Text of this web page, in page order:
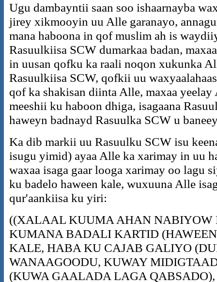
Ugu dambayntii saan soo ishaarnayba
jirey xikmooyin uu Alle garanayo,
mana haboona in qof muslim ah is
Rasuulkiisa SCW dumarkaa badan,
in uusan qofku ka raali noqon xukunka
Rasuulkiisa SCW, qofkii uu
qof ka shakisan diinta Alle, maxaa
meeshii ku haboon dhiga, isagaana
haweyn badnayd Rasuulka SCW u
Ka dib markii uu Rasuulku SCW isu
isugu yimid) ayaa Alle ka xarimay in uu
waxaa isaga gaar looga xarimay oo lagu
ku badelo haween kale, wuxuuna Alle
qur'aankiisa ku yiri:
((XALAAL KUUMA AHAN
KUMANA BADALI KARTID
KALE, HABA KU CAJAB GALIYO
WANAAGOODU, KUWAY
(KUWA GAALADA LAGA